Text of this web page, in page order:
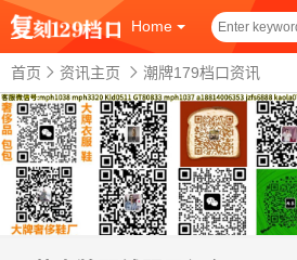
Home
首页 资讯主页 潮牌179档口资讯